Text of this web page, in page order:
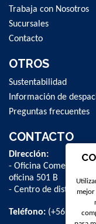
Trabaja con Nosotros
Sucursales
Contacto
OTROS
Sustentabilidad
Información de
Preguntas frecuentes
CONTACTO
Dirección:
- Oficina Comercial y
oficina 501 B
- Centro de
Teléfono: (+56 2) 2
mejor